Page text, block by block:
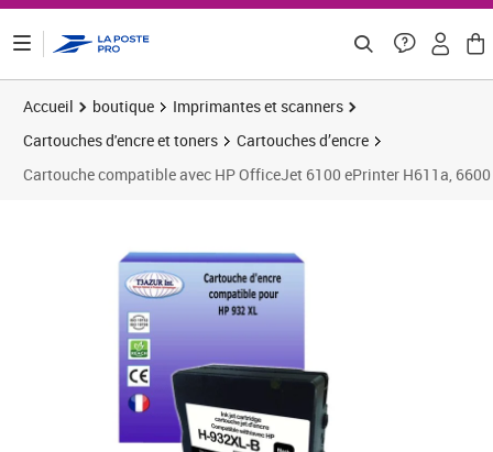
Accueil boutique
Imprimantes et scanners
Cartouches d'encre et toners
Cartouches d’encre
Cartouche compatible avec HP OfficeJet 6100 ePrinter H611a,